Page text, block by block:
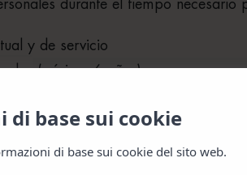
y de servicio
(mínimo 6 años)
o disputas
aplicable
los datos serán eliminados de forma
base sui cookie
di base sui cookie del sito web.
base sui cookie
di base sui cookie del sito web.